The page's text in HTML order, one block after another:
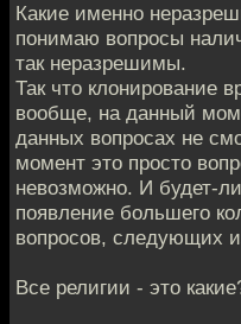
Какие именно
понимаю вопросы
так неразрешимы.
Так что клонирование
вообще, на данный
данных вопросах не
момент это просто
невозможно. И будет-
появление большего
вопросов, следующих
Все религии - это